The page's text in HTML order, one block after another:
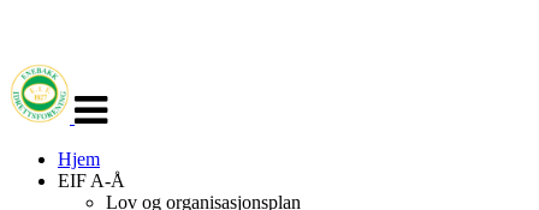
navigasjon
Hjem
EIF A-Å
Lov og organisasjonsplan